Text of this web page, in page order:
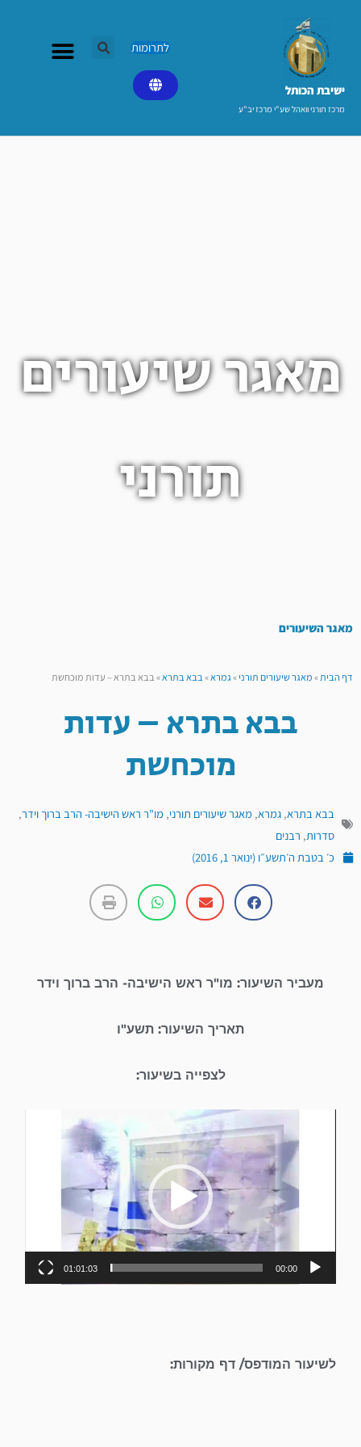
ישיבת הכותל​
מרכז תורני וואהל שע"י מרכז יב"ע
לתרומות
מאגר שיעורים
תורני
מאגר השיעורים
דף הבית»מאגר שיעורים תורני»גמרא»בבא בתרא»בבא בתרא – עדות מוכחשת
בבא בתרא – עדות
מוכחשת
בבא בתרא, גמרא, מאגר שיעורים תורני, מו"ר ראש הישיבה- הרב ברוך וידר,
סדרות, רבנים
כ׳ בטבת ה׳תשע״ו (ינואר 1, 2016)
מעביר השיעור: מו"ר ראש הישיבה- הרב ברוך וידר
תאריך השיעור: תשע"ו
לצפייה בשיעור:
נגן
וידאו
00:00
01:01:03
לשיעור המודפס/ דף מקורות: